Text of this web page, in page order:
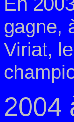
gagne,
Viriat,
2004